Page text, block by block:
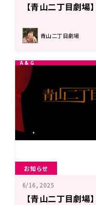
【青山二丁目劇
青山二丁目劇場
お知らせ
6/16, 2025
【青山二丁目劇